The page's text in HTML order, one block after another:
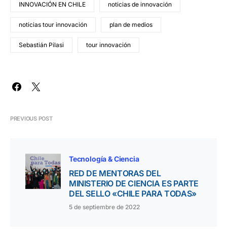
INNOVACIÓN EN CHILE noticias de innovación
noticias tour innovación plan de medios
Sebastián Pilasi tour innovación
PREVIOUS POST
Tecnología & Ciencia
RED DE MENTORAS DEL
MINISTERIO DE CIENCIA ES PARTE
DEL SELLO «CHILE PARA TODAS»
5 de septiembre de 2022